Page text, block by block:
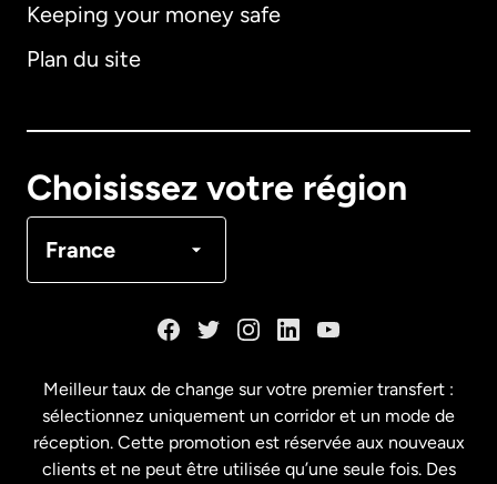
Keeping your money safe
Plan du site
Choisissez votre région
France
Allemagne
Français
États-Unis English
Meilleur taux de change sur votre premier transfert :
sélectionnez uniquement un corridor et un mode de
réception. Cette promotion est réservée aux nouveaux
clients et ne peut être utilisée qu’une seule fois. Des